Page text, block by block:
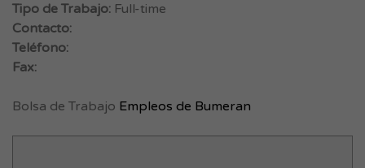
Tipo de Trabajo: Full-time
Contacto:
Teléfono:
Fax:
Bolsa de Trabajo Empleos de Bumeran